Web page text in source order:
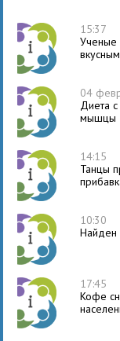
15:37
Ученые
04
Диета
мышцы
14:15
Танцы
10:30
Найден
17:45
Кофе